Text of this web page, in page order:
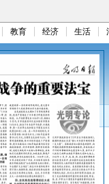
教育 经济 生活